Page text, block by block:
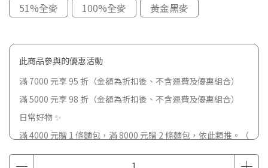
51%全麥
100%全麥 黃金黑麥
此商品參與的優惠活動
滿 7000 元享 95 折（金額為折扣後、不含運費及優惠組合）
滿 5000 元享 98 折（金額為折扣後、不含運費及優惠組合）
日常好物 ✨
滿 4000 元贈 1 條麵包，滿 8000 元贈 2 條麵包，依此類推。（